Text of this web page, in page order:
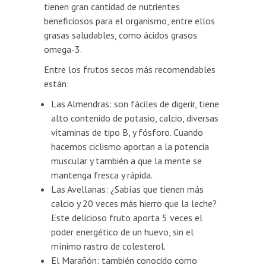
tienen gran cantidad de nutrientes
beneficiosos para el organismo, entre ellos
grasas saludables, como ácidos grasos
omega-3.
Entre los frutos secos más recomendables
están:
Las Almendras: son fáciles de digerir, tiene
alto contenido de potasio, calcio, diversas
vitaminas de tipo B, y fósforo. Cuando
hacemos ciclismo aportan a la potencia
muscular y también a que la mente se
mantenga fresca y rápida.
Las Avellanas: ¿Sabías que tienen más
calcio y 20 veces más hierro que la leche?
Este delicioso fruto aporta 5 veces el
poder energético de un huevo, sin el
mínimo rastro de colesterol.
El Marañón: también conocido como